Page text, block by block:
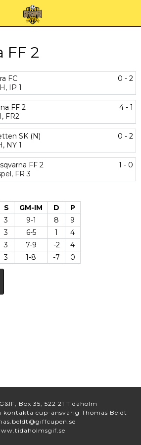
FF 2
FC
0 - 2
IP 1
FF 2
4 - 1
FR2
SK (N)
0 - 2
NY 1
FF 2
1 - 0
FR 3
S GM-IM D
P
3 9-1 8
9
3 6-5 1
4
3 7-9 -2
4
3 1-8 -7 0
Box 35, 522 21 Tidaholm
cup-ansvarig Thomas Beldt